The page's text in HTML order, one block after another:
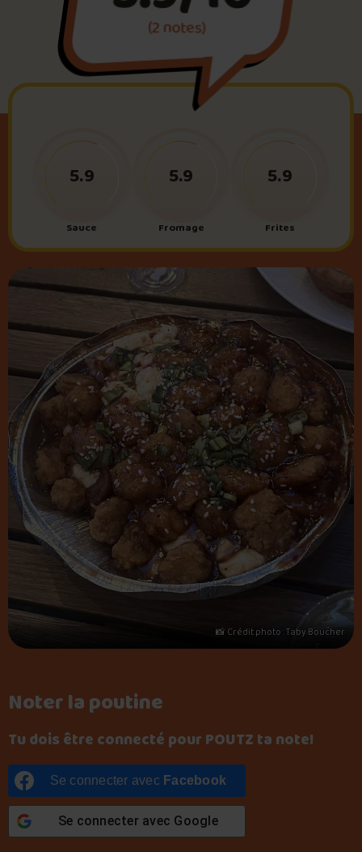
Foire aux questions
Me connecter
(2 notes)
Noter la poutine
Tu dois être connecté pour POUTZ ta note!
Se connecter avec Facebook
Se connecter avec Google
Sauce
5.9
Fromage
5.9
Frites
5.9
📸 Crédit photo : Taby Boucher